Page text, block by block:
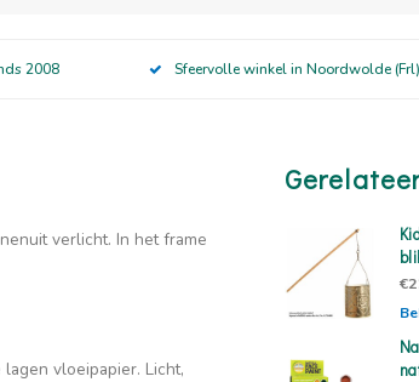
2008 Sfeervolle winkel in Noordwolde
verlicht. In het frame
vloeipapier. Licht,